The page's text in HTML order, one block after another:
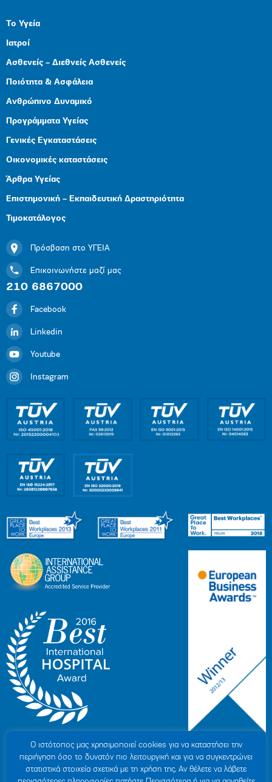
Το Υγεία
Ιατροί
Ασθενείς – Διεθνείς Ασθενείς
Ποιότητα & Ασφάλεια
Ανθρώπινο Δυναμικό
Προγράμματα Υγείας
Γενικές Εγκαταστάσεις
Οικονομικές καταστάσεις
Άρθρα Υγείας
Επιστημονική – Εκπαιδευτική Δραστηριότητα
Τιμοκατάλογος
Πρόσβαση στο ΥΓΕΙΑ
Επικοινωνήστε μαζί μας
210 6867000
Facebook
Linkedin
Youtube
Instagram
Ο ιστότοπoς μας χρησιμοποιεί cookies για να καταστήσει την
περιήγηση όσο το δυνατόν πιο λειτουργική και για να συγκεντρώνει
στατιστικά στοιχεία σχετικά με τη χρήση της. Αν θέλετε να λάβετε